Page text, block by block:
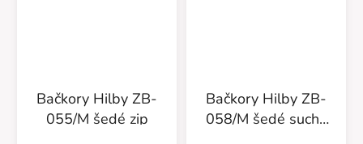
Bačkory Hilby ZB-
055/M šedé zip
Bačkory Hilby ZB-
058/M šedé suchý